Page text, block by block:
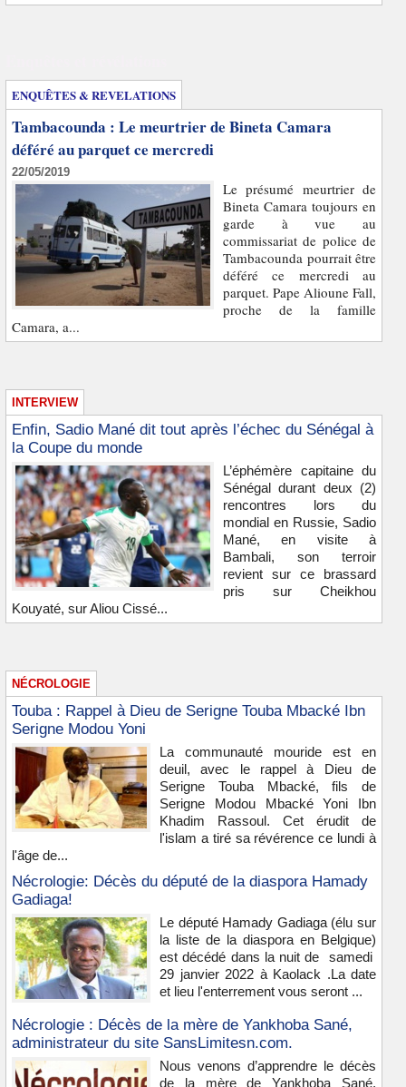
ENQUÊTES & REVELATIONS
Tambacounda : Le meurtrier de Bineta Camara
déféré au parquet ce mercredi
22/05/2019
Le présumé meurtrier de
Bineta Camara toujours en
garde à vue au
commissariat de police de
Tambacounda pourrait être
déféré ce mercredi au
parquet. Pape Alioune Fall,
proche de la famille
Camara, a...
INTERVIEW
Enfin, Sadio Mané dit tout après l’échec du Sénégal à
la Coupe du monde
L’éphémère capitaine du
Sénégal durant deux (2)
rencontres lors du
mondial en Russie, Sadio
Mané, en visite à
Bambali, son terroir
revient sur ce brassard
pris sur Cheikhou
Kouyaté, sur Aliou Cissé...
NÉCROLOGIE
Touba : Rappel à Dieu de Serigne Touba Mbacké Ibn
Serigne Modou Yoni
La communauté mouride est en
deuil, avec le rappel à Dieu de
Serigne Touba Mbacké, fils de
Serigne Modou Mbacké Yoni Ibn
Khadim Rassoul. Cet érudit de
l'islam a tiré sa révérence ce lundi à
l'âge de...
Nécrologie: Décès du député de la diaspora Hamady
Gadiaga!
Le député Hamady Gadiaga (élu sur
la liste de la diaspora en Belgique)
est décédé dans la nuit de samedi
29 janvier 2022 à Kaolack .La date
et lieu l'enterrement vous seront ...
Nécrologie : Décès de la mère de Yankhoba Sané,
administrateur du site SansLimitesn.com.
Nous venons d’apprendre le décès
de la mère de Yankhoba Sané,